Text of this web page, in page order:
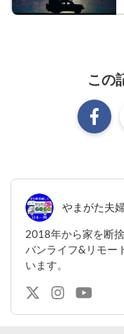
この
やまがた夫
2018年から家を断
バンライフ&リモー
います。